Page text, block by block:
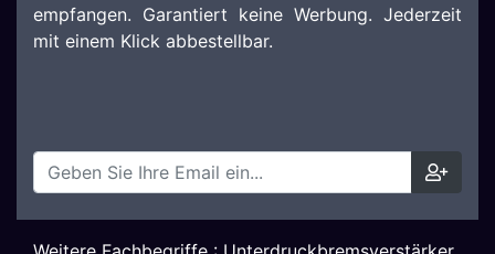
empfangen. Garantiert keine Werbung. Jederzeit
mit einem Klick abbestellbar.